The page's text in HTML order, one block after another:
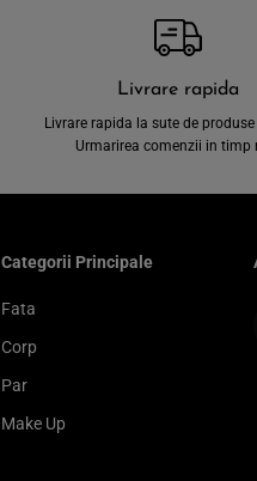
Livrare rapida
Livrare rapida la sute de
Urmarirea comenzii in timp
Categorii Principale
Fata
Corp
Par
Make Up